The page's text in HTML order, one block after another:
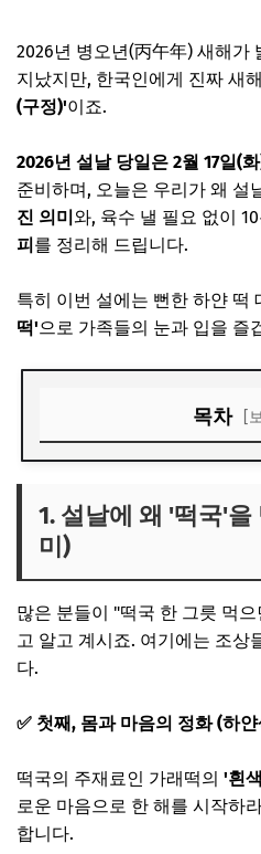
2026년 병오년(丙午年) 새해가
지났지만, 한국인에게 진짜 새
(구정)'이죠.
2026년 설날 당일은 2월 17일(
준비하며, 오늘은 우리가 왜 설
진 의미 와, 육수 낼 필요 없이
피 를 정리해 드립니다.
특히 이번 설에는 뻔한 하얀 떡
떡'으로 가족들의 눈과 입을 즐
목차 [
2. 육수 없이 10분 컷! 사골 떡
3. 올해는 특별하게! '오색 떡국
1. 설날에 왜 '떡국'을
미)
많은 분들이 "떡국 한 그릇 먹
고 알고 계시죠. 여기에는 조상
다.
✅ 첫째, 몸과 마음의 정화 (하
떡국의 주재료인 가래떡의 '흰
로운 마음으로 한 해를 시작하
합니다.